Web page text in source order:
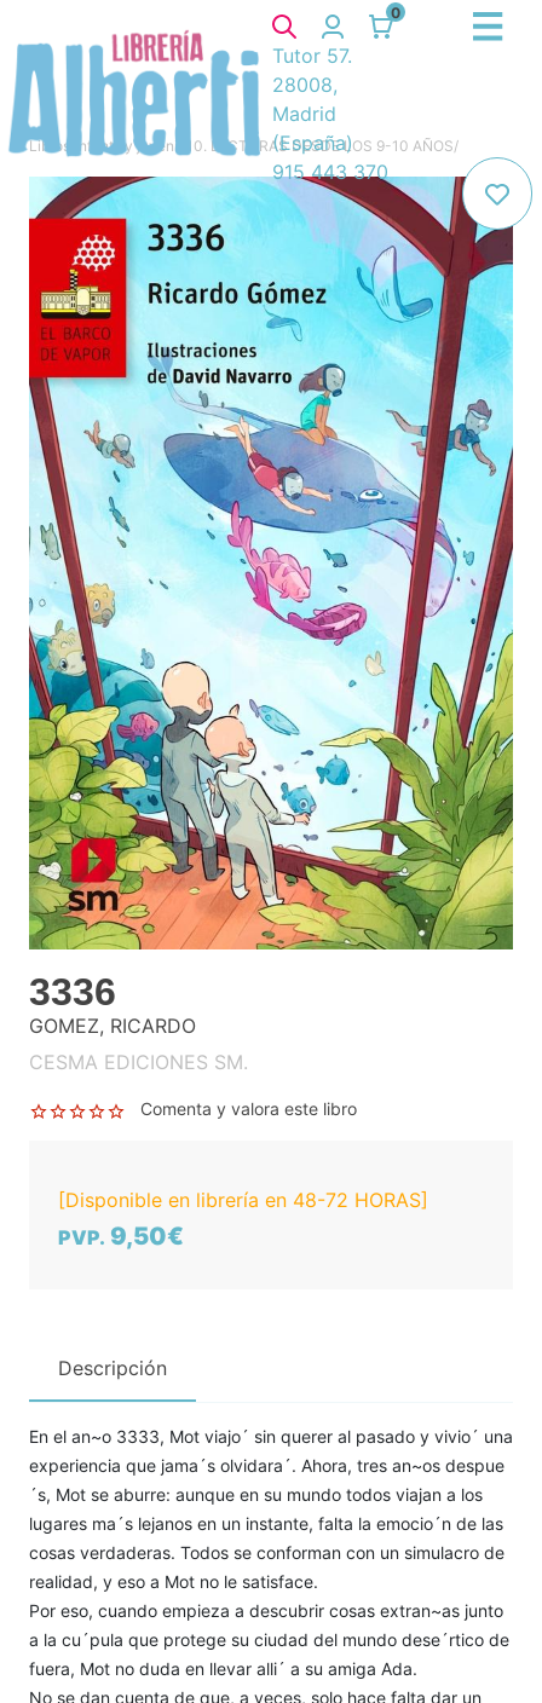
0
Tutor 57.
28008,
Madrid
(España)
915 443 370
Libros Infantil y juvenil 10. LECTURAS DESDE LOS 9-10 AÑOS/
3336
GOMEZ, RICARDO
CESMA EDICIONES SM.
Comenta y valora este libro
[Disponible en librería en 48-72 HORAS]
PVP. 9,50€
Descripción
En el an~o 3333, Mot viajo´ sin querer al pasado y vivio´ una
experiencia que jama´s olvidara´. Ahora, tres an~os despue
´s, Mot se aburre: aunque en su mundo todos viajan a los
lugares ma´s lejanos en un instante, falta la emocio´n de las
cosas verdaderas. Todos se conforman con un simulacro de
realidad, y eso a Mot no le satisface.
Por eso, cuando empieza a descubrir cosas extran~as junto
a la cu´pula que protege su ciudad del mundo dese´rtico de
fuera, Mot no duda en llevar alli´ a su amiga Ada.
No se dan cuenta de que, a veces, solo hace falta dar un